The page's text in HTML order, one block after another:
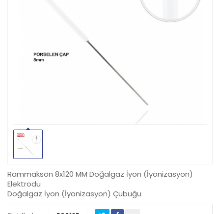
Rammakson 8x120 MM Doğalgaz İyon (İyonizasyon)
Elektrodu
Doğalgaz İyon (İyonizasyon) Çubuğu